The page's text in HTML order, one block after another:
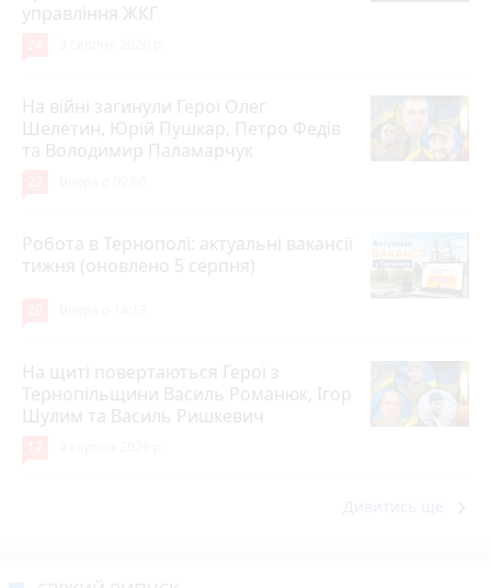
управління ЖКГ
На війні загинули Герої Олег
Шелетин, Юрій Пушкар, Петро Федів
та Володимир Паламарчук
Робота в Тернополі: актуальні вакансії
тижня (оновлено 5 серпня)
На щиті повертаються Герої з
Тернопільщини Василь Романюк, Ігор
Шулим та Василь Ришкевич